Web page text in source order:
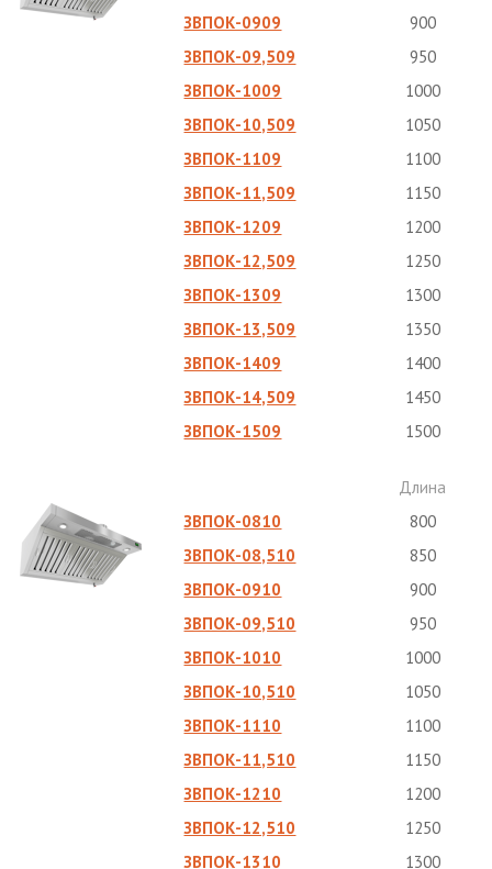
ЗВПОК-0909
900
ЗВПОК-09,509
950
ЗВПОК-1009
1000
ЗВПОК-10,509
1050
ЗВПОК-1109
1100
ЗВПОК-11,509
1150
ЗВПОК-1209
1200
ЗВПОК-12,509
1250
ЗВПОК-1309
1300
ЗВПОК-13,509
1350
ЗВПОК-1409
1400
ЗВПОК-14,509
1450
ЗВПОК-1509
1500
Длина
ЗВПОК-0810
800
ЗВПОК-08,510
850
ЗВПОК-0910
900
ЗВПОК-09,510
950
ЗВПОК-1010
1000
ЗВПОК-10,510
1050
ЗВПОК-1110
1100
ЗВПОК-11,510
1150
ЗВПОК-1210
1200
ЗВПОК-12,510
1250
ЗВПОК-1310
1300